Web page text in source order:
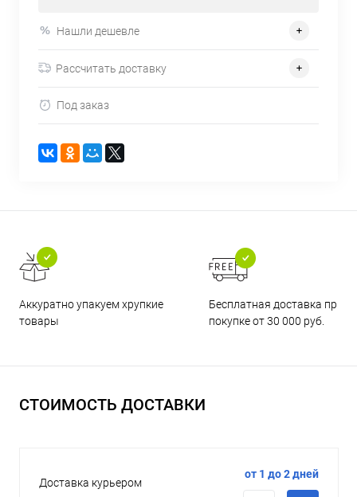
Нашли дешевле
Рассчитать доставку
Под заказ
Аккуратно упакуем хрупкие
товары
Бесплатная доставка при
покупке от 30 000 руб.
СТОИМОСТЬ ДОСТАВКИ
Доставка курьером
от 1 до 2 дней